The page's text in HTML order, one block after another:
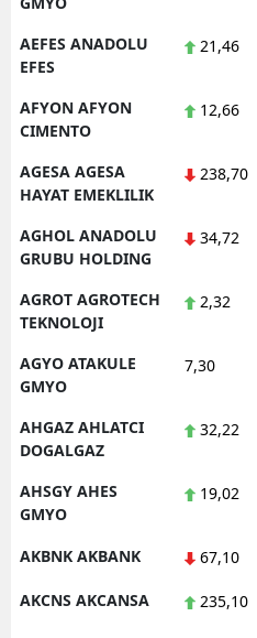
AEFES ANADOLU
EFES
21,46
AFYON AFYON
CIMENTO
12,66
AGESA AGESA
HAYAT EMEKLILIK
238,70
AGHOL ANADOLU
GRUBU HOLDING
34,72
AGROT AGROTECH
TEKNOLOJI
2,32
AGYO ATAKULE
GMYO
7,30
AHGAZ AHLATCI
DOGALGAZ
32,22
AHSGY AHES
GMYO
19,02
AKBNK AKBANK 67,10
AKCNS AKCANSA 235,10